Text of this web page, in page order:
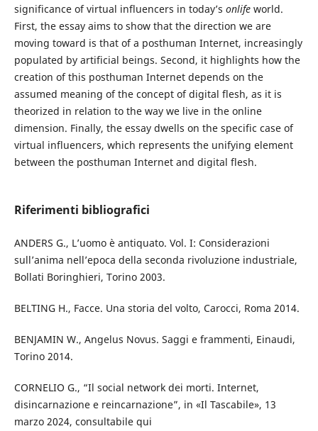
significance of virtual influencers in today’s onlifeworld.
First, the essay aims to show that the direction we are
moving toward is that of a posthuman Internet, increasingly
populated by artificial beings. Second, it highlights how the
creation of this posthuman Internet depends on the
assumed meaning of the concept of digital flesh, as it is
theorized in relation to the way we live in the online
dimension. Finally, the essay dwells on the specific case of
virtual influencers, which represents the unifying element
between the posthuman Internet and digital flesh.
Riferimenti bibliografici
ANDERS G., L’uomo è antiquato. Vol. I: Considerazioni
sull’anima nell’epoca della seconda rivoluzione industriale,
Bollati Boringhieri, Torino 2003.
BELTING H., Facce. Una storia del volto, Carocci, Roma 2014.
BENJAMIN W., Angelus Novus. Saggi e frammenti, Einaudi,
Torino 2014.
CORNELIO G., “Il social network dei morti. Internet,
disincarnazione e reincarnazione”, in «Il Tascabile», 13
marzo 2024, consultabile qui